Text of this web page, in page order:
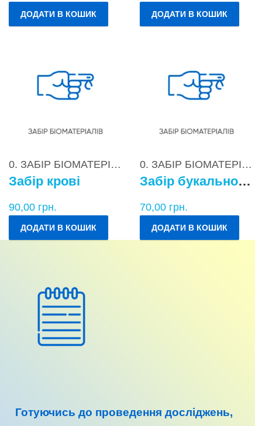
ДОДАТИ В КОШИК ДОДАТИ В КОШИК
0. ЗАБІР БІОМАТЕРІАЛІВ
Забір крові
90,00 грн.
ДОДАТИ В КОШИК
0. ЗАБІР БІОМАТЕРІАЛІВ
Забір букального епітелію
70,00 грн.
ДОДАТИ В КОШИК
Готуючись до проведення досліджень,